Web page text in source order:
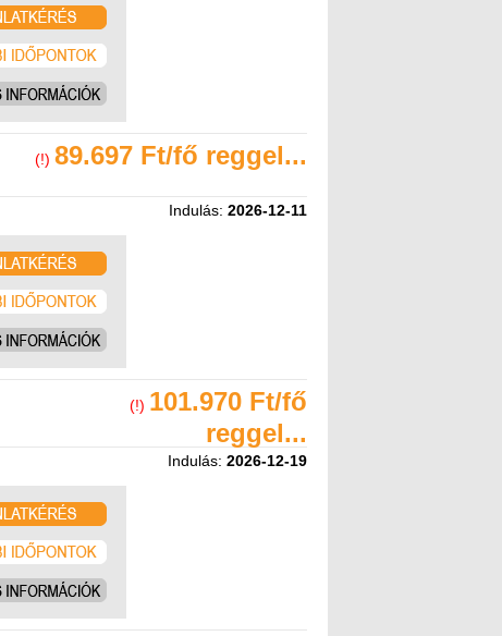
(!) 89.697 Ft/fő reggel...
Indulás: 2026-12-11
(!) 101.970 Ft/fő
reggel...
Indulás: 2026-12-19